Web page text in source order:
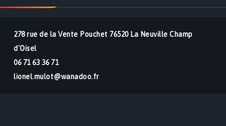
278 rue de la Vente Pouchet 76520 La Neuville Champ
d'Oisel
06 71 63 36 71
lionel.mulot@wanadoo.fr